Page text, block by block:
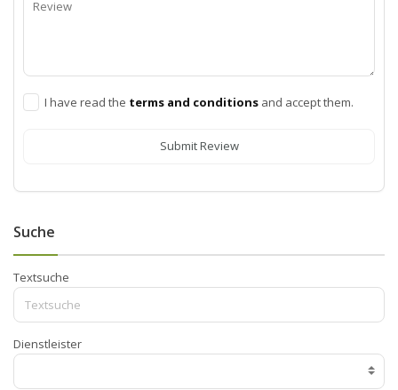
I have read the terms and conditions and accept them.
Submit Review
Suche
Textsuche
Dienstleister